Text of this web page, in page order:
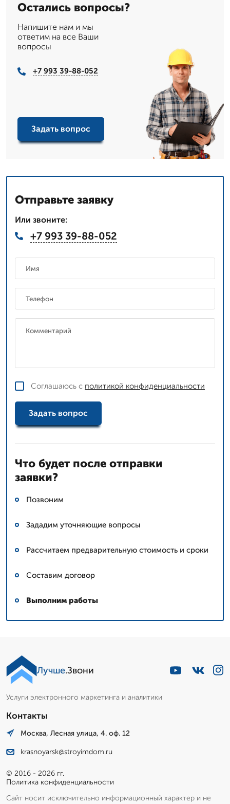
Остались вопросы?
Напишите нам и мы
ответим на все Ваши
вопросы
+7 993 39-88-052
Задать вопрос
Отправьте заявку
Или звоните:
+7 993 39-88-052
Соглашаюсь с политикой конфиденциальности
Задать вопрос
Что будет после отправки
заявки?
Позвоним
Зададим уточняющие вопросы
Рассчитаем предварительную стоимость и сроки
Составим договор
Выполним работы
Лучше.Звони
Услуги электронного маркетинга и аналитики
Контакты
Москва, Лесная улица, 4. оф. 12
krasnoyarsk@stroyimdom.ru
© 2016 - 2026 гг.
Политика конфиденциальности
Сайт носит исключительно информационный характер и не